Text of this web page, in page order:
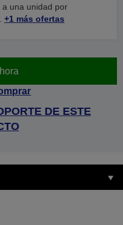
una unidad por
+1 más ofertas
DE ESTE